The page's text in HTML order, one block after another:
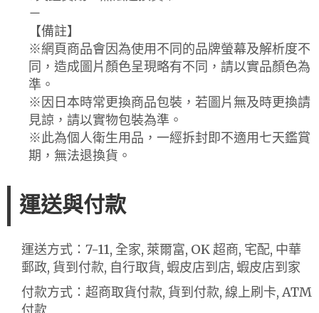
－
【備註】
※網頁商品會因為使用不同的品牌螢幕及解析度不
同，造成圖片顏色呈現略有不同，請以實品顏色為
準。
※因日本時常更換商品包裝，若圖片無及時更換請
見諒，請以實物包裝為準。
※此為個人衛生用品，一經拆封即不適用七天鑑賞
期，無法退換貨。
運送與付款
運送方式：7-11, 全家, 萊爾富, OK 超商, 宅配, 中華
郵政, 貨到付款, 自行取貨, 蝦皮店到店, 蝦皮店到家
付款方式：超商取貨付款, 貨到付款, 線上刷卡, ATM